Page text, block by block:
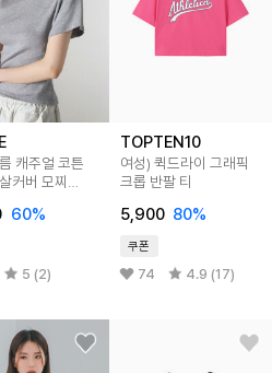
캐주얼 코튼
커버 모찌
60%
5 (2)
TOPTEN10
여성) 퀵드라이 그래픽
크롭 반팔 티
5,900 80%
쿠폰
74 4.9 (17)